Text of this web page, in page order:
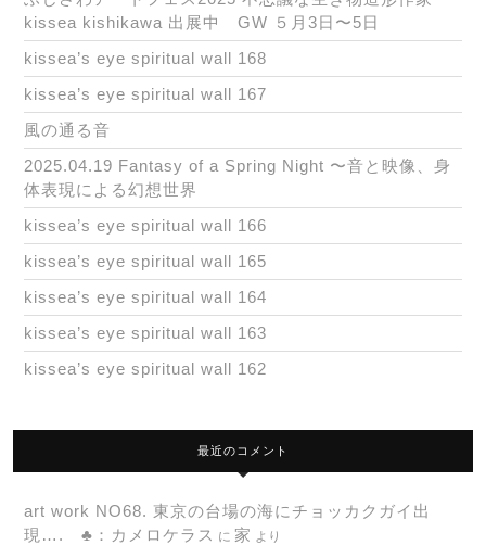
kissea kishikawa 出展中 GW ５月3日〜5日
kissea’s eye spiritual wall 168
kissea’s eye spiritual wall 167
風の通る音
2025.04.19 Fantasy of a Spring Night 〜音と映像、身
体表現による幻想世界
kissea’s eye spiritual wall 166
kissea’s eye spiritual wall 165
kissea’s eye spiritual wall 164
kissea’s eye spiritual wall 163
kissea’s eye spiritual wall 162
最近のコメント
art work NO68. 東京の台場の海にチョッカクガイ出
現…. ♣：カメロケラス に 家 より